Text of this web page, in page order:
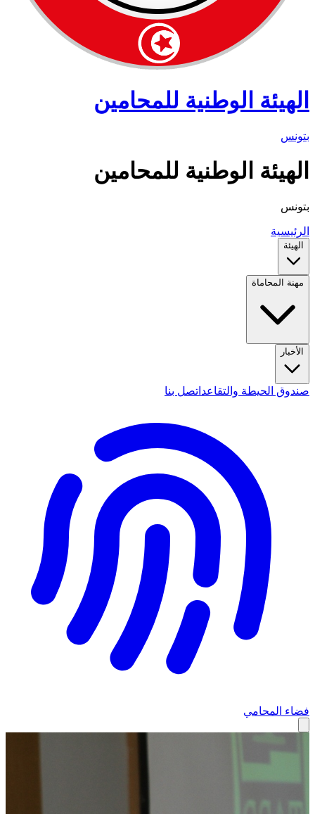
الهيئة الوطنية للمحامين
بتونس
الهيئة الوطنية للمحامين
بتونس
الرئيسية
الهيئة
مهنة المحاماة
الأخبار
صندوق الحيطة والتقاعد اتصل بنا
فضاء المحامي